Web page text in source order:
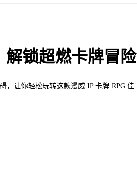
锁超燃卡牌冒险
，让你轻松玩转这款漫威 IP 卡牌 RPG 佳